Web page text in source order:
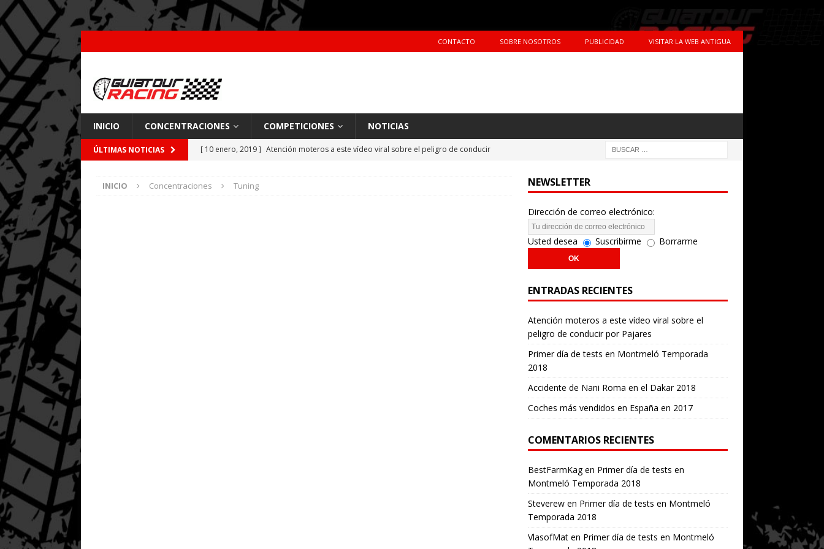
CONTACTO SOBRE NOSOTROS PUBLICIDAD VISITAR LA WEB ANTIGUA
INICIO CONCENTRACIONES COMPETICIONES NOTICIAS
ÚLTIMAS NOTICIAS [ 10 enero, 2019 ] Atención moteros a este vídeo viral sobre el peligro de conducir
[ 26 febrero, 2018 ]
INICIO Concentraciones Tuning NEWSLETTER
Dirección de correo electrónico:
Usted desea Suscribirme Borrarme
ENTRADAS RECIENTES
Atención moteros a este vídeo viral sobre el
peligro de conducir por Pajares
Primer día de tests en Montmeló Temporada
2018
Accidente de Nani Roma en el Dakar 2018
Coches más vendidos en España en 2017
COMENTARIOS RECIENTES
BestFarmKagen Primer día de tests en
Montmeló Temporada 2018
Steverewen Primer día de tests en Montmeló
Temporada 2018
VlasofMaten Primer día de tests en Montmeló